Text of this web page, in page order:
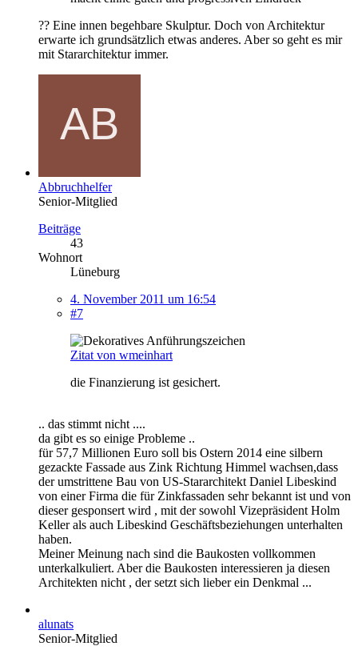
?? Eine innen begehbare Skulptur. Doch von Architektur
erwarte ich grundsätzlich etwas anderes. Aber so geht es mir
mit Stararchitektur immer.
Abbruchhelfer
Senior-Mitglied
Beiträge
43
Wohnort
Lüneburg
4. November 2011 um 16:54
#7
Zitat von wmeinhart
die Finanzierung ist gesichert.
.. das stimmt nicht ....
da gibt es so einige Probleme ..
für 57,7 Millionen Euro soll bis Ostern 2014 eine silbern
gezackte Fassade aus Zink Richtung Himmel wachsen,dass
der umstrittene Bau von US-Stararchitekt Daniel Libeskind
von einer Firma die für Zinkfassaden sehr bekannt ist und von
dieser gesponsert wird , mit der sowohl Vizepräsident Holm
Keller als auch Libeskind Geschäftsbeziehungen unterhalten
haben.
Meiner Meinung nach sind die Baukosten vollkommen
unterkalkuliert. Aber die Baukosten interessieren ja diesen
Architekten nicht , der setzt sich lieber ein Denkmal ...
alunats
Senior-Mitglied